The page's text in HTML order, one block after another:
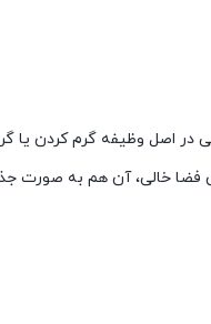
فضا خالی، آن هم به صورت